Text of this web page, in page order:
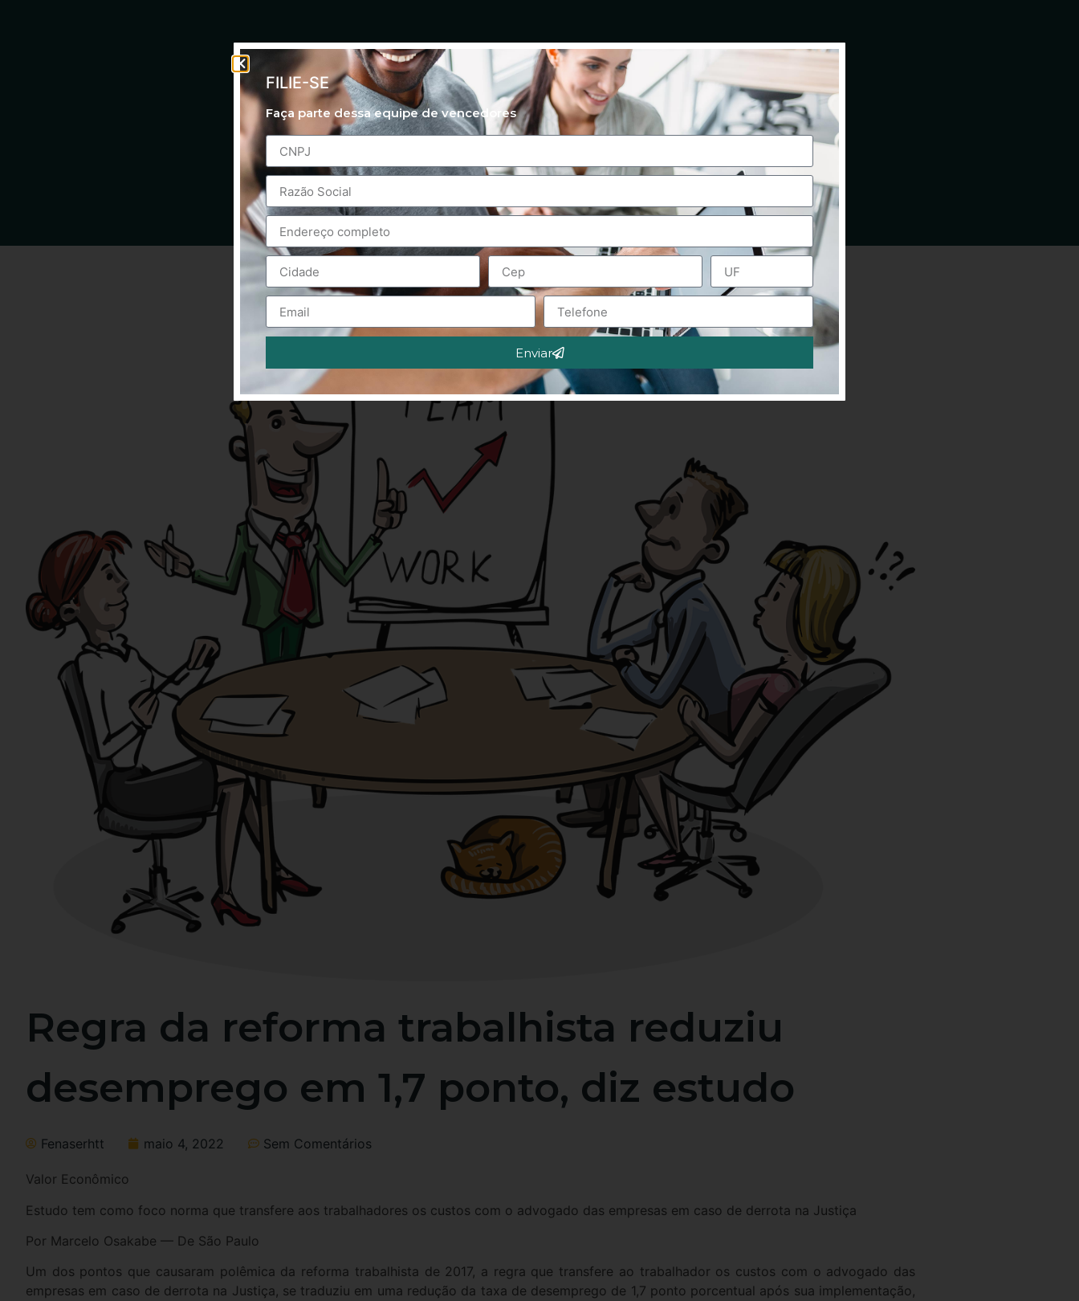
Regra da reforma trabalhista reduziu
desemprego em 1,7 ponto, diz estudo
Fenaserhtt maio 4, 2022 Sem Comentários
Valor Econômico
Estudo tem como foco norma que transfere aos trabalhadores os custos com o advogado das empresas em caso de derrota na Justiça
Por Marcelo Osakabe — De São Paulo
Um dos pontos que causaram polêmica da reforma trabalhista de 2017, a regra que transfere ao trabalhador os custos com o advogado das
empresas em caso de derrota na Justiça, se traduziu em uma redução da taxa de desemprego de 1,7 ponto porcentual após sua implementação,
FILIE-SE
Faça parte dessa equipe de vencedores
Enviar
Alternative: